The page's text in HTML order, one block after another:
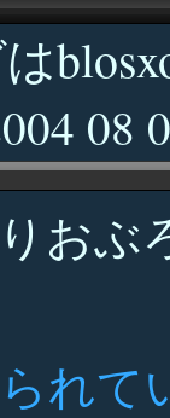
08
おぶ
れて